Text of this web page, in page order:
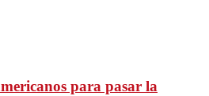
para pasar la